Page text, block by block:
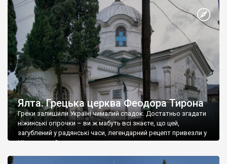
Ялта. Грецька церква Феодора Тирона
Греки залишили Україні чималий спадок. Достатньо згадати
ніжинські огірочки – ви ж мабуть всі знаєте, що цей,
загублений у радянські часи, легендарний рецепт привезли у
Ніжин греки?